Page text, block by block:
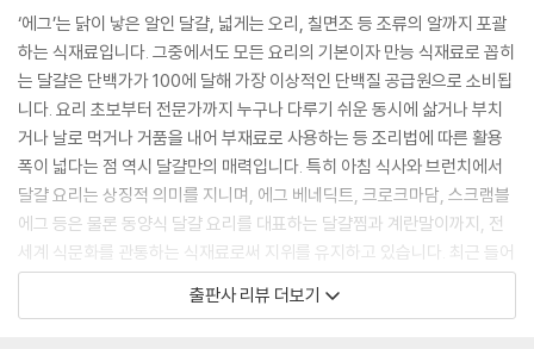
로 LA의 아침을 활기차게 만드는 ‘리퍼블리크’ 오너 셰프, 월터 맨즈케
76 Mamoru Sugiyama 4대째 가업을 이으며 전통 스시를 계승하는 ‘긴
자 스시코우 혼텐’ 오너 셰프, 스기야마 마모루
82 The Egg Spot
건강하고 트렌디한 미식을 추구하는 도시에서 발견한 창의적 달걀 메뉴
106 One Good Meal
달걀로 하루의 에너지를 충전하는 4인의 식탁
114 Interview
114 Bill Granger 1993년 시드니에 자신의 이름을 딴 카페 빌스를 열고
‘에그’는 닭이 낳은 알인 달걀, 넓게는 오리, 칠면조 등 조류의 알까지 포괄
하는 식재료입니다. 그중에서도 모든 요리의 기본이자 만능 식재료로 꼽히
는 달걀은 단백가가 100에 달해 가장 이상적인 단백질 공급원으로 소비됩
니다. 요리 초보부터 전문가까지 누구나 다루기 쉬운 동시에 삶거나 부치
거나 날로 먹거나 거품을 내어 부재료로 사용하는 등 조리법에 따른 활용
폭이 넓다는 점 역시 달걀만의 매력입니다. 특히 아침 식사와 브런치에서
달걀 요리는 상징적 의미를 지니며, 에그 베네딕트, 크로크마담, 스크램블
에그 등은 물론 동양식 달걀 요리를 대표하는 달걀찜과 계란말이까지, 전
세계 식문화를 관통하는 식재료로써 지위를 유지하고 있습니다. 최근 들어
서는 동물 복지를 위해 방목 사육한 닭의 유기농 달걀과 동물성 단백질의
대체품으로 거론되는 인공 달걀 시장이 성장하며 새로운 화두를 제시하고
출판사 리뷰 더보기